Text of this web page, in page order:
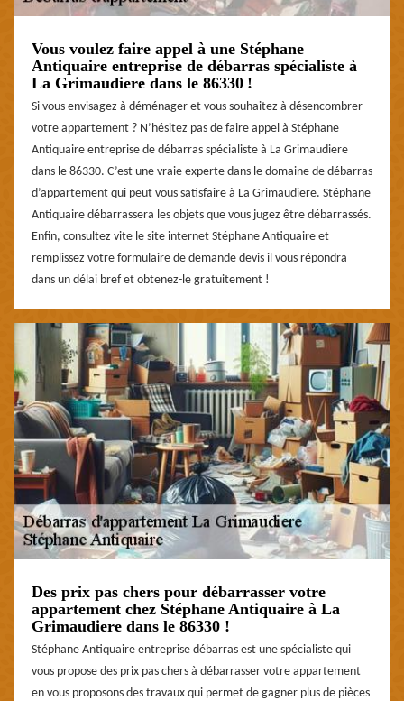
Vous voulez faire appel à une Stéphane
Antiquaire entreprise de débarras spécialiste à
La Grimaudiere dans le 86330 !
Si vous envisagez à déménager et vous souhaitez à désencombrer
votre appartement ? N’hésitez pas de faire appel à Stéphane
Antiquaire entreprise de débarras spécialiste à La Grimaudiere
dans le 86330. C’est une vraie experte dans le domaine de débarras
d’appartement qui peut vous satisfaire à La Grimaudiere. Stéphane
Antiquaire débarrassera les objets que vous jugez être débarrassés.
Enfin, consultez vite le site internet Stéphane Antiquaire et
remplissez votre formulaire de demande devis il vous répondra
dans un délai bref et obtenez-le gratuitement !
Des prix pas chers pour débarrasser votre
appartement chez Stéphane Antiquaire à La
Grimaudiere dans le 86330 !
Stéphane Antiquaire entreprise débarras est une spécialiste qui
vous propose des prix pas chers à débarrasser votre appartement
en vous proposons des travaux qui permet de gagner plus de pièces